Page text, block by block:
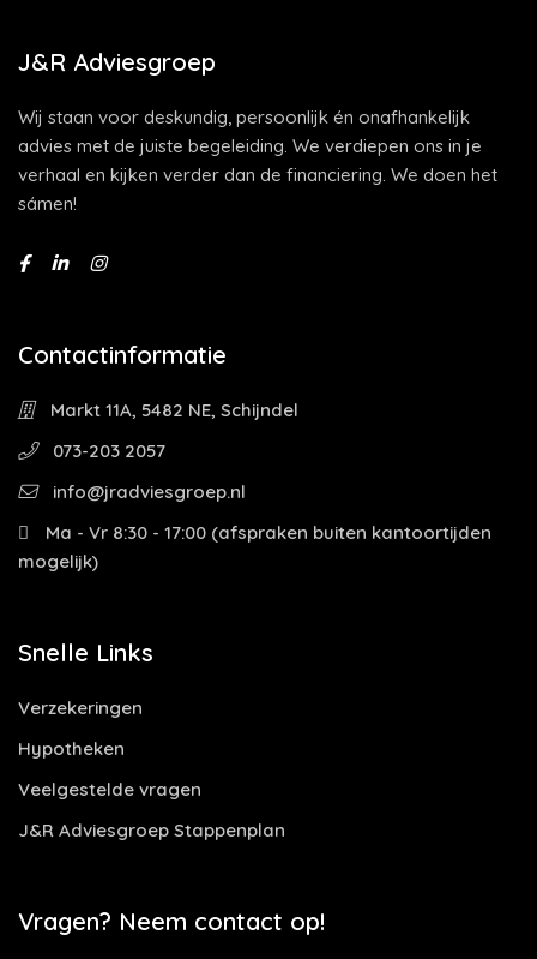
J&R Adviesgroep
Wij staan voor deskundig, persoonlijk én onafhankelijk
advies met de juiste begeleiding. We verdiepen ons in je
verhaal en kijken verder dan de financiering. We doen het
sámen!
Contactinformatie
Markt 11A, 5482 NE, Schijndel
073-203 2057
info@jradviesgroep.nl
Ma - Vr 8:30 - 17:00 (afspraken buiten kantoortijden
mogelijk)
Snelle Links
Verzekeringen
Hypotheken
Veelgestelde vragen
J&R Adviesgroep Stappenplan
Vragen? Neem contact op!